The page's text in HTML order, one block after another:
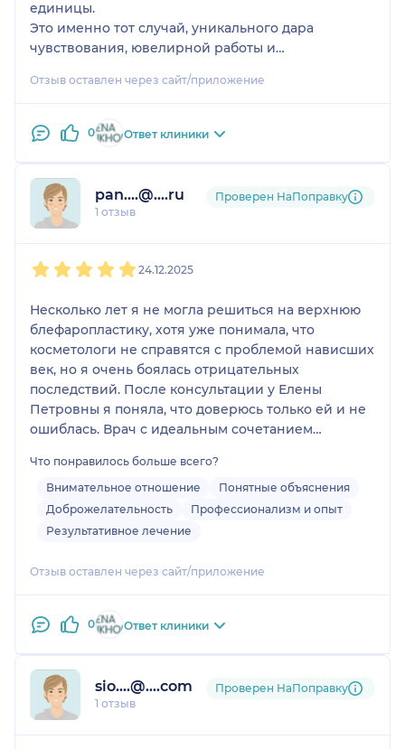
единицы.
Это именно тот случай, уникального дара
чувствования, ювелирной работы и
У Елены Петровны в руках будто происходит
Она делает всё с такой лёгкостью.
Это именно практик.
Я нашла просто случайно Елену П. в соц сетях и с
первого взгляда влюбилась в её шикарные и
профессиональные, натуральные работы.
каждого человека.
А какое общение, ты чувствуешь себя так приятно
и комфортно.
Я 1 млн. раз благодарна за такую работу и
отношение и любовь.
И ещё восстановление прошло на ура!!!
Быстро и даде не заметила.
Отзыв оставлен через сайт/приложение
0 Ответ клиники
pan....@....ru
1 отзыв
Проверен НаПоправку
24.12.2025
Несколько лет я не могла решиться на верхнюю
блефаропластику, хотя уже понимала, что
косметологи не справятся с проблемой нависших
век, но я очень боялась отрицательных
последствий. После консультации у Елены
Петровны я поняла, что доверюсь только ей и не
ошиблась. Врач с идеальным сочетанием
Операция прошла под общим наркозом,
абсолютно без боли, и даже без синяков. Прошло
почти два месяца и результат мне нравится все
больше и больше, жалею только, что не сделала
Что понравилось больше всего?
Внимательное отношение
Понятные объяснения
Доброжелательность
Профессионализм и опыт
Результативное лечение
Отзыв оставлен через сайт/приложение
0 Ответ клиники
sio....@....com
1 отзыв
Проверен НаПоправку